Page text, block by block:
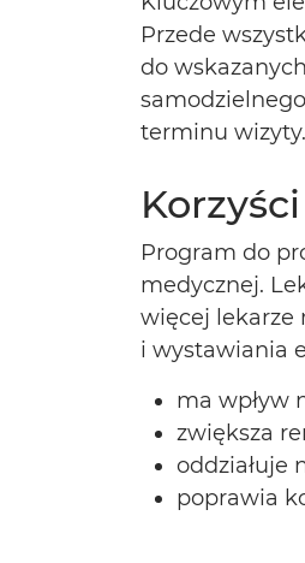
Przede
do
terminu wizyty.
Program do
medycznej.
więcej lekarze
i wystawiania
ma wpływ
zwiększa
oddziałuje
poprawia